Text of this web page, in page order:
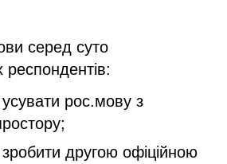
серед суто
респондентів:
рос.мову з
другою офіційною